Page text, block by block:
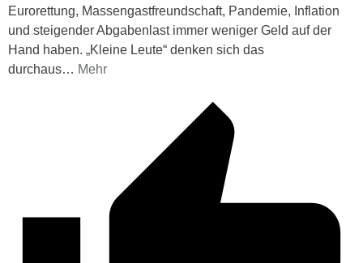
Eurorettung, Massengastfreundschaft, Pandemie, Inflation
und steigender Abgabenlast immer weniger Geld auf der
Hand haben. „Kleine Leute“ denken sich das
durchaus… Mehr